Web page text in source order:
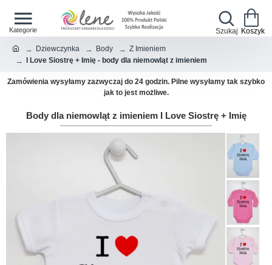
Dziewczynka Body
Z Imieniem
I Love Siostrę + Imię - body dla niemowląt z imieniem
Zamówienia wysyłamy zazwyczaj do 24 godzin. Pilne wysyłamy tak szybko
jak to jest możliwe.
Body dla niemowląt z imieniem I Love Siostrę + Imię